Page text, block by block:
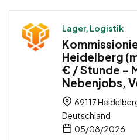
Lager, Logistik
Heidelberg
€ / Stunde –
Nebenjobs,
69117
Deutschland
05/08/2026